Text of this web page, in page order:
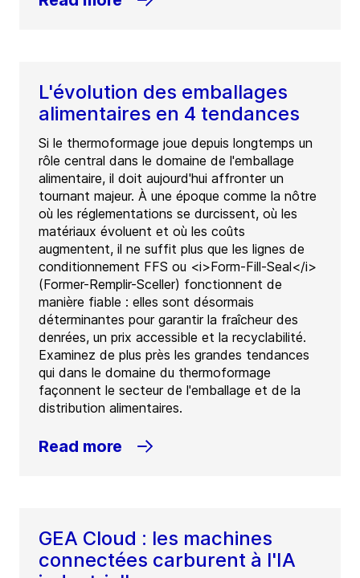
L'évolution des emballages
alimentaires en 4 tendances
Si le thermoformage joue depuis longtemps un
rôle central dans le domaine de l'emballage
alimentaire, il doit aujourd'hui affronter un
tournant majeur. À une époque comme la nôtre
où les réglementations se durcissent, où les
matériaux évoluent et où les coûts
augmentent, il ne suffit plus que les lignes de
conditionnement FFS ou <i>Form-Fill-Seal</i>
(Former-Remplir-Sceller) fonctionnent de
manière fiable : elles sont désormais
déterminantes pour garantir la fraîcheur des
denrées, un prix accessible et la recyclabilité.
Examinez de plus près les grandes tendances
qui dans le domaine du thermoformage
façonnent le secteur de l'emballage et de la
distribution alimentaires.
Read more
GEA Cloud : les machines
connectées carburent à l'IA